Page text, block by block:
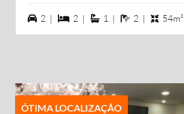
2 vagas na garagem
2 | 2 dormiórios
2 | 1 suítes
1 | 2 banheiros
2 | 54m²
ÓTIMA LOCALIZAÇÃO